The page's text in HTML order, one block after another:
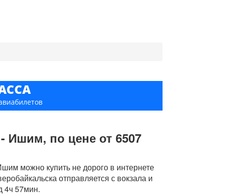
Ишим, по цене от 6507
можно купить не дорого в интернете
отправляется с вокзала и
4ч 57мин.